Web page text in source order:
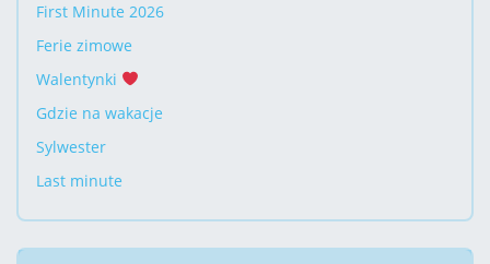
First Minute 2026
Ferie zimowe
Walentynki
Gdzie na wakacje
Sylwester
Last minute